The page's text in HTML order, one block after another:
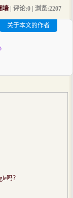
墙 | 评论:0 | 浏览:2207
关于本文的作者
吗？